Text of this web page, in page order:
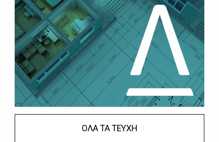
ΟΛΑ ΤΑ ΤΕΥΧΗ